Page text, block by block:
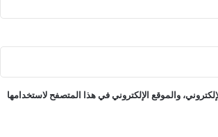
والموقع الإلكتروني في هذا المتصفح لاستخدامها